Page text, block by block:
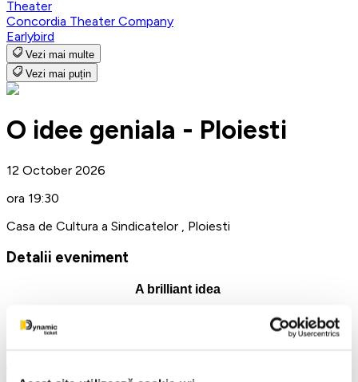
Theater
Concordia Theater Company
Earlybird
Vezi mai multe
Vezi mai puțin
O idee geniala - Ploiesti
12 October 2026
ora 19:30
Casa de Cultura a Sindicatelor , Ploiesti
Detalii eveniment
A brilliant idea
Ploiesti Trade Union Culture House